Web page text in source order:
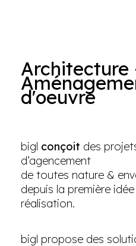
Architecture
d'oeuvre
bigl conçoit des
d’agencement
de toutes nature &
depuis la première
réalisation.
bigl propose des